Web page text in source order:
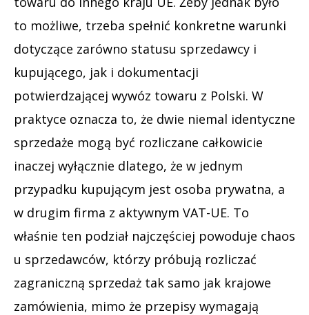
to możliwe, trzeba spełnić konkretne warunki
dotyczące zarówno statusu sprzedawcy i
kupującego, jak i dokumentacji
potwierdzającej wywóz towaru z Polski. W
praktyce oznacza to, że dwie niemal identyczne
sprzedaże mogą być rozliczane całkowicie
inaczej wyłącznie dlatego, że w jednym
przypadku kupującym jest osoba prywatna, a
w drugim firma z aktywnym VAT-UE. To
właśnie ten podział najczęściej powoduje chaos
u sprzedawców, którzy próbują rozliczać
zagraniczną sprzedaż tak samo jak krajowe
zamówienia, mimo że przepisy wymagają